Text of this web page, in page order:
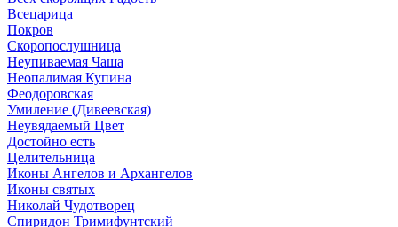
Всецарица
Покров
Скоропослушница
Неупиваемая Чаша
Неопалимая Купина
Феодоровская
Умиление (Дивеевская)
Неувядаемый Цвет
Достойно есть
Целительница
Иконы Ангелов и Архангелов
Иконы святых
Николай Чудотворец
Спиридон Тримифунтский